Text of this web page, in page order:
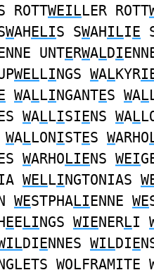
ROTTWEILLER ROTT
WAHELIS SWAHILIE
UNTERWALDI
WELLINGS WALKYR
WALLINGANTES WAL
WALLISIENS WAL
WALLONISTES WARHO
WARHOLIENS WEI
WELLINGTONIAS
WESTPHALIENNE WE
EELINGS WIENERLI
DIENNES WILDIE
LETS WOLFRAMITE